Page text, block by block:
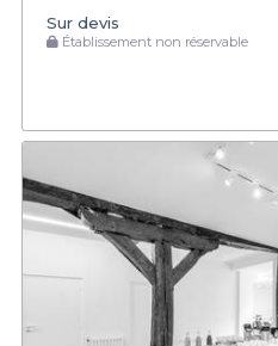
Sur devis
Établissement non réservable